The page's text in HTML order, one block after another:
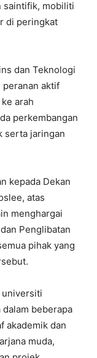
saintifik, mobiliti
di peringkat
dan Teknologi
peranan aktif
arah
perkembangan
serta jaringan
kepada Dekan
atas
menghargai
Penglibatan
pihak yang
universiti
beberapa
akademik dan
muda,